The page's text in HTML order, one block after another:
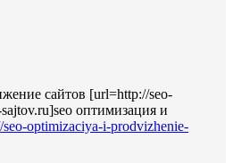
сайтов [url=http://seo-
оптимизация и
seo-optimizaciya-i-prodvizhenie-